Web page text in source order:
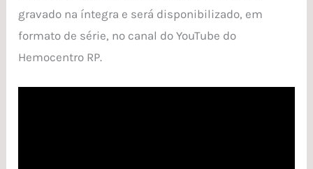
gravado na íntegra e será disponibilizado, em
formato de série, no canal do YouTube do
Hemocentro RP.